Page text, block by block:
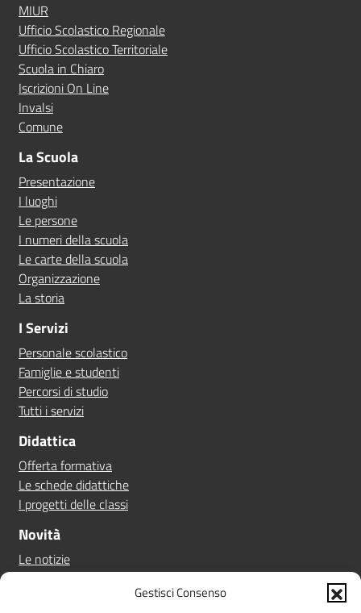
Gestisci Consenso
MIUR
Ufficio Scolastico Regionale
Ufficio Scolastico Territoriale
Scuola in Chiaro
Iscrizioni On Line
Invalsi
Comune
La Scuola
Presentazione
I luoghi
Le persone
I numeri della scuola
Le carte della scuola
Organizzazione
La storia
I Servizi
Personale scolastico
Famiglie e studenti
Percorsi di studio
Tutti i servizi
Didattica
Offerta formativa
Le schede didattiche
I progetti delle classi
Novità
Le notizie
Le circolari